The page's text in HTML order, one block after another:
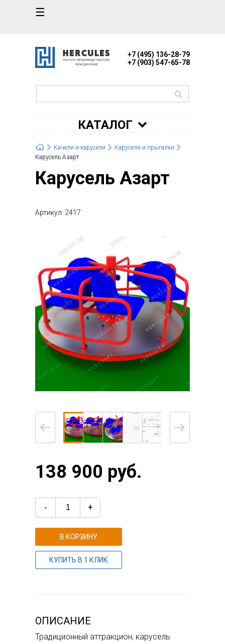
☰
+7 (495) 136-28-79
+7 (903) 547-65-78
КАТАЛОГ
Качели и карусели
Карусели и прыгалки
Карусель Азарт
Карусель Азарт
Артикул: 2417
138 900 руб.
- +
В КОРЗИНУ
КУПИТЬ В 1 КЛИК
ОПИСАНИЕ
Традиционный аттракцион, карусель